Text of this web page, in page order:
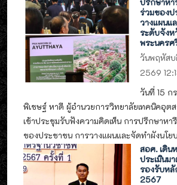
ร่วมของป
วางแผนแ
ระดับจังห
พระนครศ
วันพฤหัสบ
2569
วันที่ 15 ก
พิเชษฐ์ หาดี ผู้อำนวยการวิทยาลัยเทคนิคอุต
เข้าประชุมรับฟังความคิดเห็น การปรึกษาหา
ของประชาชน การวางแผนและจัดทำผังนโย
สอศ. เดิน
ประเมินม
รองรับห
2567